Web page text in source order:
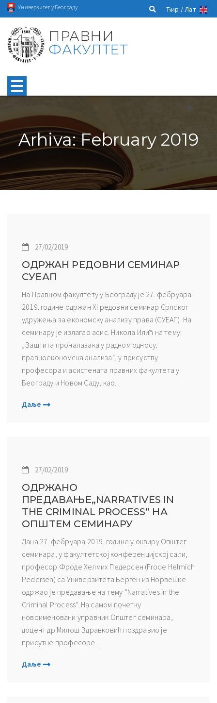
Универзитет у Београду Ћир /Лат
ПРАВНИ
ФАКУЛТЕТ
Arhiva: February 2019
27/02/2019
ОДРЖАН РЕДОВНИ СЕМИНАР
СУЕАП
На Правном факултету у Београду је 27. фебруара
2019. године одржан XI редовни семинар Српског
удружења за економску анализу права (СУЕАП). На
семинару је излагао асис. Никола Илић на тему:
„Заштита проналазака у радном односу:
правноекономска анализа“, у присуству
професора и асистената правних факултета у
Београду и Новом Саду, као...
Даље
27/02/2019
ОДРЖАНО
ПРЕДАВАЊЕ„NARRATIVES IN
THE CRIMINAL PROCESS“ НА
ОПШТЕМ СЕМИНАРУ
Дана 27. фебруара 2019. године у оквиру Општег
семинара, у факултетској конференцијској сали,
професор Фроде Хелмих Педерсен (Frode Helmich
Pedersen) са Универзитета Берген из Норвешке
одржао је предавање на тему “Narratives in the
Criminal Process”. На самом почетку
новоименовани управник Општег семинара,
доцент др Милош Здравковић поздравио је
присутне професоре...
Даље